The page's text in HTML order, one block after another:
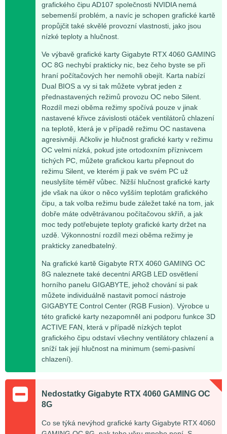
grafického čipu AD107 společnosti NVIDIA nemá
sebemenší problém, a navíc je schopen grafické kartě
propůjčit také skvělé provozní vlastnosti, jako jsou
nízké teploty a hlučnost.
Ve výbavě grafické karty Gigabyte RTX 4060 GAMING
OC 8G nechybí prakticky nic, bez čeho byste se při
hraní počítačových her nemohli obejít. Karta nabízí
Dual BIOS a vy si tak můžete vybrat jeden z
přednastavených režimů provozu OC nebo Silent.
Rozdíl mezi oběma režimy spočívá pouze v jinak
nastavené křivce závislosti otáček ventilátorů chlazení
na teplotě, která je v případě režimu OC nastavena
agresivněji. Ačkoliv je hlučnost grafické karty v režimu
OC velmi nízká, pokud jste ortodoxním příznivcem
tichých PC, můžete grafickou kartu přepnout do
režimu Silent, ve kterém ji pak ve svém PC už
neuslyšíte téměř vůbec. Nižší hlučnost grafické karty
jde však na úkor o něco vyšším teplotám grafického
čipu, a tak volba režimu bude záležet také na tom, jak
dobře máte odvětrávanou počítačovou skříň, a jak
moc tedy potřebujete teploty grafické karty držet na
uzdě. Výkonnostní rozdíl mezi oběma režimy je
prakticky zanedbatelný.
Na grafické kartě Gigabyte RTX 4060 GAMING OC
8G naleznete také decentní ARGB LED osvětlení
horního panelu GIGABYTE, jehož chování si pak
můžete individuálně nastavit pomocí nástroje
GIGABYTE Control Center (RGB Fusion). Výrobce u
této grafické karty nezapomněl ani podporu funkce 3D
ACTIVE FAN, která v případě nízkých teplot
grafického čipu odstaví všechny ventilátory chlazení a
sníží tak její hlučnost na minimum (semi-pasivní
chlazení).
Nedostatky Gigabyte RTX 4060 GAMING OC
8G
Co se týká nevýhod grafické karty Gigabyte RTX 4060